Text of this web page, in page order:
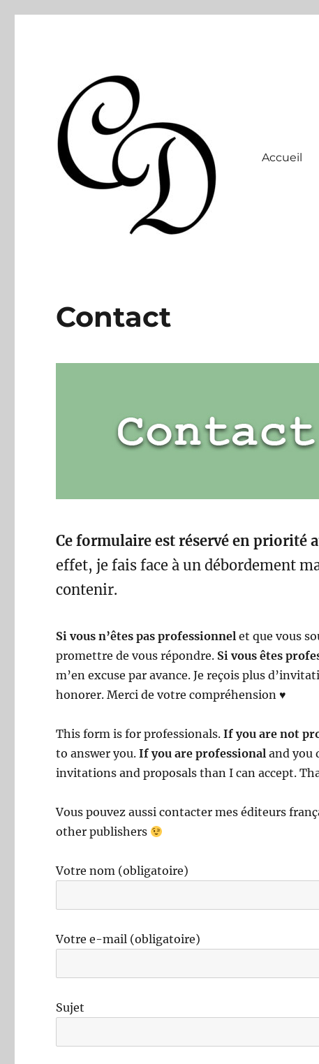
Accueil
Contact
Ce formulaire est réservé en priorité
effet, je fais face à un débordement
contenir.
Si vous n’êtes pas professionnelet que vous
promettre de vous répondre. Si vous êtes
m’en excuse par avance. Je reçois plus
honorer. Merci de votre compréhension ♥
This form is for professionals. If you are not
to answer you. If you are professionaland you
invitations and proposals than I can accept.
Vous pouvez aussi contacter mes éditeurs
other publishers
Votre nom (obligatoire)
Votre e-mail (obligatoire)
Sujet